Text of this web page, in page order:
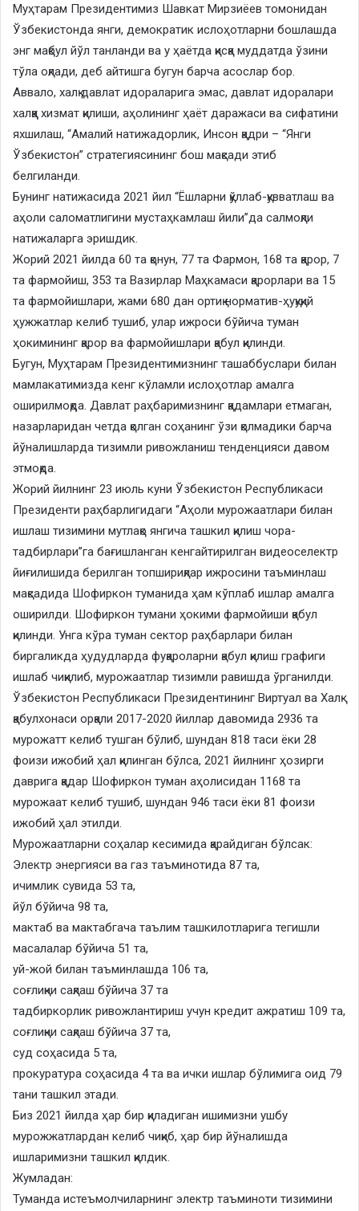
Муҳтарам Президентимиз Шавкат Мирзиёев томонидан
Ўзбекистонда янги, демократик ислоҳотларни бошлашда
энг мақбул йўл танланди ва у ҳаётда қисқа муддатда ўзини
тўла оқлади, деб айтишга бугун барча асослар бор.
Аввало, халқ давлат идораларига эмас, давлат идоралари
халққа хизмат қилиши, аҳолининг ҳаёт даражаси ва сифатини
яхшилаш, “Амалий натижадорлик, Инсон қадри – “Янги
Ўзбекистон” стратегиясининг бош мақсади этиб
белгиланди.
Бунинг натижасида 2021 йил “Ёшларни қўллаб-қувватлаш ва
аҳоли саломатлигини мустаҳкамлаш йили”да салмоқли
натижаларга эришдик.
Жорий 2021 йилда 60 та қонун, 77 та Фармон, 168 та қарор, 7
та фармойиш, 353 та Вазирлар Маҳкамаси қарорлари ва 15
та фармойишлари, жами 680 дан ортиқ норматив-ҳуқуқий
ҳужжатлар келиб тушиб, улар ижроси бўйича туман
ҳокимининг қарор ва фармойишлари қабул қилинди.
Бугун, Муҳтарам Президентимизнинг ташаббуслари билан
мамлакатимизда кенг кўламли ислоҳотлар амалга
оширилмоқда. Давлат раҳбаримизнинг қадамлари етмаган,
назарларидан четда қолган соҳанинг ўзи қолмадики барча
йўналишларда тизимли ривожланиш тенденцияси давом
этмоқда.
Жорий йилнинг 23 июль куни Ўзбекистон Республикаси
Президенти раҳбарлигидаги “Аҳоли мурожаатлари билан
ишлаш тизимини мутлақо янгича ташкил қилиш чора-
тадбирлари”га бағишланган кенгайтирилган видеоселектр
йиғилишида берилган топшириқлар ижросини таъминлаш
мақсадида Шофиркон туманида ҳам кўплаб ишлар амалга
оширилди. Шофиркон тумани ҳокими фармойиши қабул
қилинди. Унга кўра туман сектор раҳбарлари билан
биргаликда ҳудудларда фуқароларни қабул қилиш графиги
ишлаб чиқилиб, мурожаатлар тизимли равишда ўрганилди.
Ўзбекистон Республикаси Президентининг Виртуал ва Халқ
қабулхонаси орқали 2017-2020 йиллар давомида 2936 та
мурожатт келиб тушган бўлиб, шундан 818 таси ёки 28
фоизи ижобий ҳал қилинган бўлса, 2021 йилнинг ҳозирги
даврига қадар Шофиркон туман аҳолисидан 1168 та
мурожаат келиб тушиб, шундан 946 таси ёки 81 фоизи
ижобий ҳал этилди.
Мурожаатларни соҳалар кесимида қарайдиган бўлсак:
Электр энергияси ва газ таъминотида 87 та,
ичимлик сувида 53 та,
йўл бўйича 98 та,
мактаб ва мактабгача таълим ташкилотларига тегишли
масалалар бўйича 51 та,
уй-жой билан таъминлашда 106 та,
соғлиқни сақлаш бўйича 37 та
тадбиркорлик ривожлантириш учун кредит ажратиш 109 та,
соғлиқни сақлаш бўйича 37 та,
суд соҳасида 5 та,
прокуратура соҳасида 4 та ва ички ишлар бўлимига оид 79
тани ташкил этади.
Биз 2021 йилда ҳар бир қиладиган ишимизни ушбу
мурожжатлардан келиб чиқиб, ҳар бир йўналишда
ишларимизни ташкил қилдик.
Жумладан:
Туманда истеъмолчиларнинг электр таъминоти тизимини